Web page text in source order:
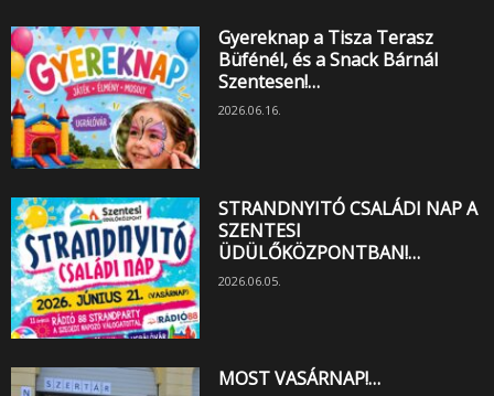
Gyereknap a Tisza Terasz
Büfénél, és a Snack Bárnál
Szentesen!…
2026.06.16.
STRANDNYITÓ CSALÁDI NAP A
SZENTESI
ÜDÜLŐKÖZPONTBAN!…
2026.06.05.
MOST VASÁRNAP!…